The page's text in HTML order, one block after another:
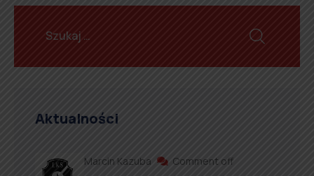
Aktualności
Marcin Kazuba Comment off